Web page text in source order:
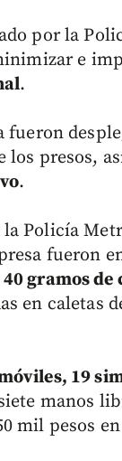
por la
e
.
los presos,
.
la Policía
fueron
gramos
en caletas
19
manos
mil pesos